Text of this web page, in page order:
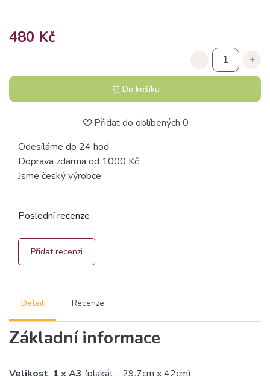
480 Kč
- +
Do košíku
Přidat do oblíbených 0
Odesíláme do 24 hod
Doprava zdarma od 1000 Kč
Jsme český výrobce
Detail Recenze
Základní informace
Poslední recenze
Přidat recenzi